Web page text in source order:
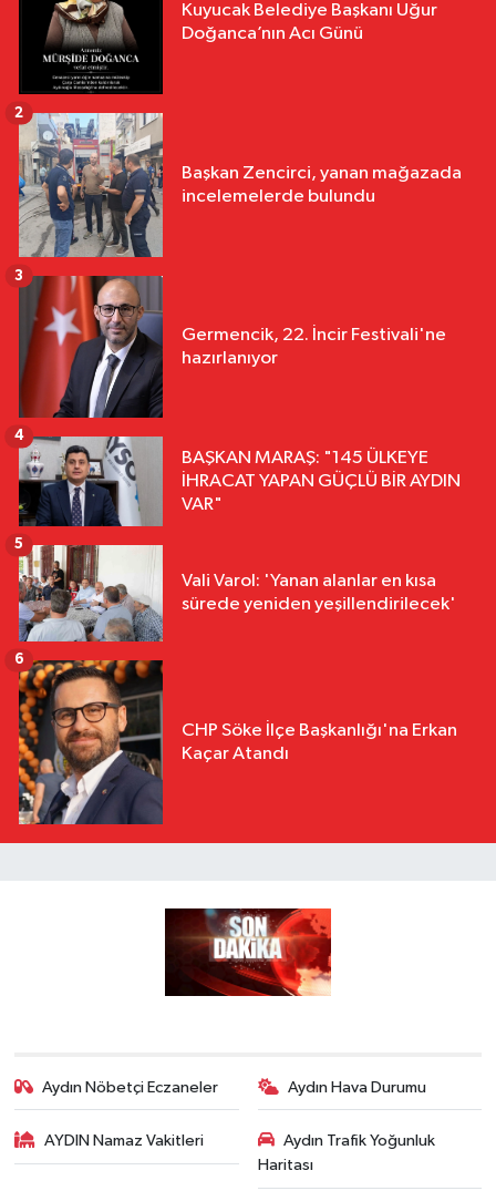
Kuyucak Belediye Başkanı Uğur
Doğanca’nın Acı Günü
Başkan Zencirci, yanan mağazada
incelemelerde bulundu
2
Germencik, 22. İncir Festivali'ne
hazırlanıyor
3
BAŞKAN MARAŞ: "145 ÜLKEYE
İHRACAT YAPAN GÜÇLÜ BİR AYDIN
VAR"
4
Vali Varol: 'Yanan alanlar en kısa
sürede yeniden yeşillendirilecek'
5
CHP Söke İlçe Başkanlığı'na Erkan
Kaçar Atandı
6
Aydın Nöbetçi Eczaneler Aydın Hava Durumu
AYDIN Namaz Vakitleri
Aydın Trafik Yoğunluk
Haritası